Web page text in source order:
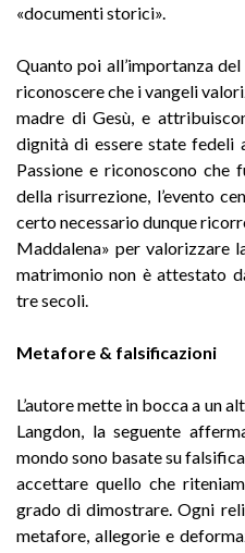
«documenti storici».
Quanto poi all’importanza
riconoscere che i vangeli
madre di Gesù, e
dignità di essere state fedeli
Passione e riconoscono che
della risurrezione, l’evento
certo necessario dunque
Maddalena» per valorizzare
matrimonio non è attestato
tre secoli.
Metafore & falsificazioni
L’autore mette in bocca a un
Langdon, la seguente
mondo sono basate su
accettare quello che
grado di dimostrare. Ogni
metafore, allegorie e